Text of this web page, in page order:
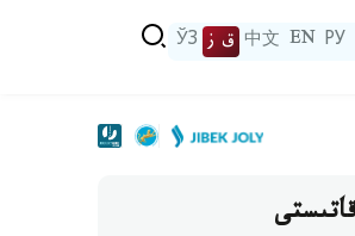
РУ
EN
中文 ق ز ЎЗ